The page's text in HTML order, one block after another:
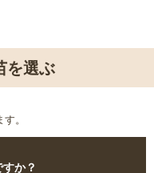
を選ぶ
。
か？